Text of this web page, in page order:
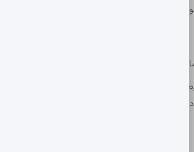
باشند نوعی حس آرامش را به فضا و محیط
باشد تا زیباتر جلوه کند‌. به طور کلی در
را نزند و شما را خسته نکند.